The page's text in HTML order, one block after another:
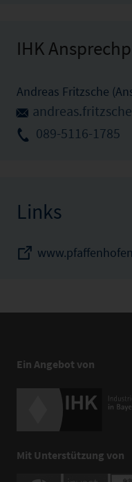
IHK
Andreas Fritzsche
089-5116-1785
Links
Ein Angebot von
Mit Unterstützung von